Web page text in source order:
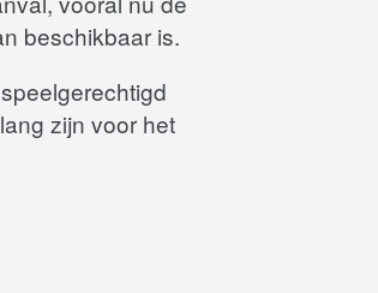
beschikbaar is.
zijn voor het